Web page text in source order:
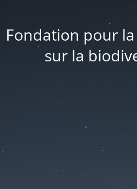
Fondation pour
sur la